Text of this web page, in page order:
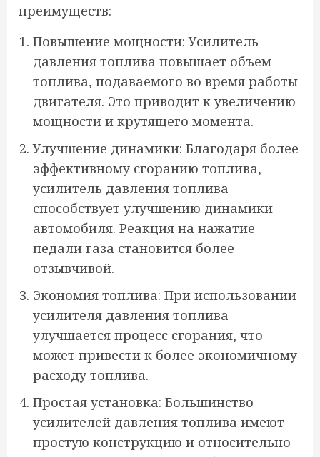
преимуществ:
Повышение мощности: Усилитель
давления топлива повышает объем
топлива, подаваемого во время работы
двигателя. Это приводит к увеличению
мощности и крутящего момента.
Улучшение динамики: Благодаря более
эффективному сгоранию топлива,
усилитель давления топлива
способствует улучшению динамики
автомобиля. Реакция на нажатие
педали газа становится более
отзывчивой.
Экономия топлива: При использовании
усилителя давления топлива
улучшается процесс сгорания, что
может привести к более экономичному
расходу топлива.
Простая установка: Большинство
усилителей давления топлива имеют
простую конструкцию и относительно